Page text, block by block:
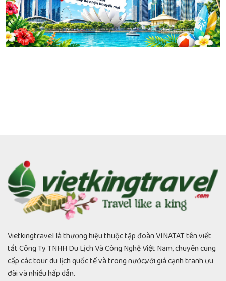
Vietkingtravel là thương hiệu thuộc tập đoàn VINATAT tên viết
tắt Công Ty TNHH Du Lịch Và Công Nghệ Việt Nam, chuyên cung
cấp các tour du lịch quốc tế và trong nước,với giá cạnh tranh ưu
đãi và nhiều hấp dẫn.